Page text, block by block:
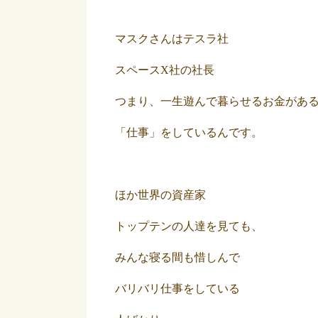
マスクさんはテスラ社
スペースX社の社長
つまり、一生遊んで暮らせるお金があ
「仕事」をしているんです。
ほか世界の資産家
トップテンの人達を見ても、
みんな寝る間も惜しんで
バリバリ仕事をしている